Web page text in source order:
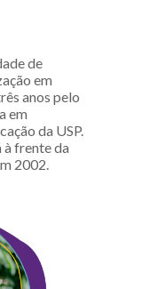
de
em
anos pelo
em
da USP.
à frente da
2002.